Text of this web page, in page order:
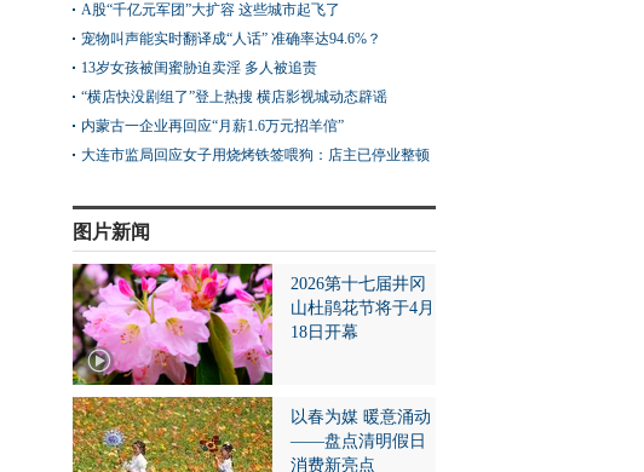
A股“千亿元军团”大扩容 这些城市起飞了
宠物叫声能实时翻译成“人话” 准确率达94.6%？
13岁女孩被闺蜜胁迫卖淫 多人被追责
“横店快没剧组了”登上热搜 横店影视城动态辟谣
内蒙古一企业再回应“月薪1.6万元招羊倌”
大连市监局回应女子用烧烤铁签喂狗：店主已停业整顿
图片新闻
2026第十七届井冈
山杜鹃花节将于4月
18日开幕
以春为媒 暖意涌动
——盘点清明假日
消费新亮点